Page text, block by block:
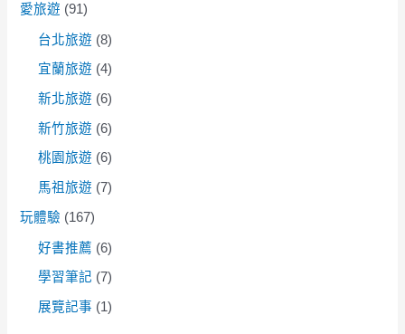
愛旅遊 (91)
台北旅遊 (8)
宜蘭旅遊 (4)
新北旅遊 (6)
新竹旅遊 (6)
桃園旅遊 (6)
馬祖旅遊 (7)
玩體驗 (167)
好書推薦 (6)
學習筆記 (7)
展覽記事 (1)